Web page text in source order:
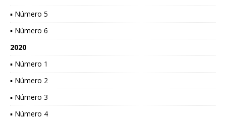
▪ Número 5
▪ Número 6
2020
▪ Número 1
▪ Número 2
▪ Número 3
▪ Número 4